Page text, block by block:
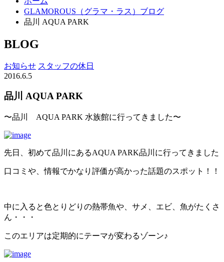
GLAMOROUS（グラマ・ラス）ブログ
品川 AQUA PARK
BLOG
お知らせ スタッフの休日
2016.6.5
品川 AQUA PARK
〜品川 AQUA PARK 水族館に行ってきました〜
先日、初めて品川にあるAQUA PARK品川に行ってきました
口コミや、情報でかなり評価が高かった話題のスポット！！
中に入ると色とりどりの熱帯魚や、サメ、エビ、魚がたくさ
ん・・・
このエリアは定期的にテーマが変わるゾーン♪